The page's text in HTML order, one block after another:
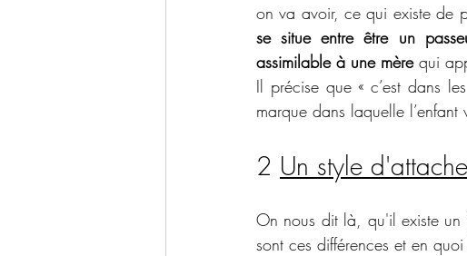
on va avoir, ce qui existe de
se situe entre être un
assimilable à une mère qui
Il précise que « c’est dans
marque dans laquelle
2 Un style
On nous dit là, qu'il existe un
sont ces différences et en